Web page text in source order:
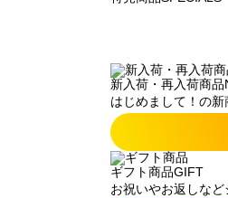
新入荷・再入荷商品
はじめまして！の新
ギフト商品GIFT
お祝いやお返しな